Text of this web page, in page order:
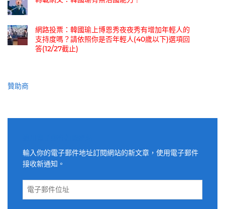
網路投票：韓國瑜上博恩秀夜夜秀有增加年輕人的
支持度嗎？請依照你是否年輕人(40歲以下)選項回
答(12/27截止)
贊助商
輸入你的電子郵件地址訂閱網站的新文章，使用電子郵件
接收新通知。
電